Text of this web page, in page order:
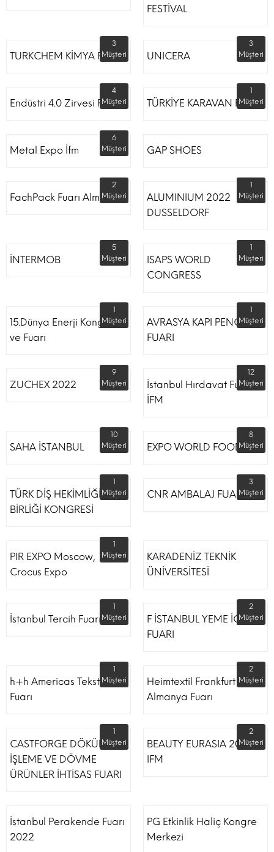
FESTİVAL
TURKCHEM KİMYA FUARI
3
Müşteri
UNICERA
3
Müşteri
Endüstri 4.0 Zirvesi Fuarı
4
Müşteri
TÜRKİYE KARAVAN FUARI
1
Müşteri
Metal Expo İfm
6
Müşteri
GAP SHOES
FachPack Fuarı Almanya
2
Müşteri
ALUMINIUM 2022
DUSSELDORF
1
Müşteri
İNTERMOB
5
Müşteri
ISAPS WORLD
CONGRESS
1
Müşteri
15.Dünya Enerji Kongresi
ve Fuarı
1
Müşteri
AVRASYA KAPI PENCERE
FUARI
1
Müşteri
ZUCHEX 2022
9
Müşteri
İstanbul Hırdavat Fuarı
İFM
12
Müşteri
SAHA İSTANBUL
10
Müşteri
EXPO WORLD FOOD
8
Müşteri
TÜRK DİŞ HEKİMLİĞİ
BİRLİĞİ KONGRESİ
1
Müşteri
CNR AMBALAJ FUARI
3
Müşteri
PIR EXPO Moscow,
Crocus Expo
1
Müşteri
KARADENİZ TEKNİK
ÜNİVERSİTESİ
İstanbul Tercih Fuarı
1
Müşteri
F İSTANBUL YEME İÇME
FUARI
2
Müşteri
h+h Americas Tekstil
Fuarı
1
Müşteri
Heimtextil Frankfurt
Almanya Fuarı
2
Müşteri
CASTFORGE DÖKÜM,
İŞLEME VE DÖVME
ÜRÜNLER İHTİSAS FUARI
1
Müşteri
BEAUTY EURASIA 2022
IFM
2
Müşteri
İstanbul Perakende Fuarı
2022
PG Etkinlik Haliç Kongre
Merkezi